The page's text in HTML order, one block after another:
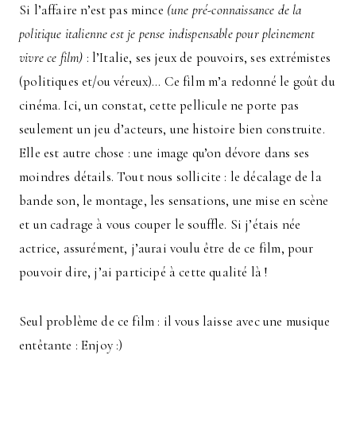
Si l’affaire n’est pas mince (une pré-connaissance de la
politique italienne est je pense indispensable pour pleinement
vivre ce film) : l’Italie, ses jeux de pouvoirs, ses extrémistes
(politiques et/ou véreux)… Ce film m’a redonné le goût du
cinéma. Ici, un constat, cette pellicule ne porte pas
seulement un jeu d’acteurs, une histoire bien construite.
Elle est autre chose : une image qu’on dévore dans ses
moindres détails. Tout nous sollicite : le décalage de la
bande son, le montage, les sensations, une mise en scène
et un cadrage à vous couper le souffle. Si j’étais née
actrice, assurément, j’aurai voulu être de ce film, pour
pouvoir dire, j’ai participé à cette qualité là !
Seul problème de ce film : il vous laisse avec une musique
entêtante : Enjoy :)